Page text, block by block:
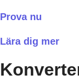
Prova nu
Lära dig mer